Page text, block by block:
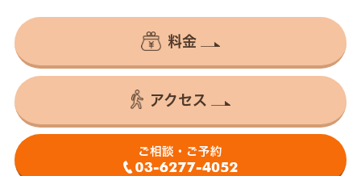
料金
アクセス